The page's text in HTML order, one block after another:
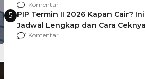
Usai Jadi Brigjen
1 Komentar
5 PIP Termin II 2026 Kapan Cair? Ini
Jadwal Lengkap dan Cara Ceknya
agar Dana Tidak Hangus!
1 Komentar